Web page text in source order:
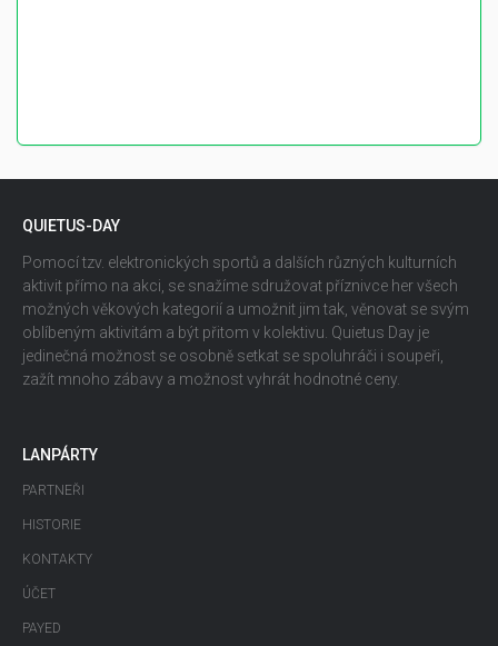
QUIETUS-DAY
Pomocí tzv. elektronických sportů a dalších různých kulturních
aktivit přímo na akci, se snažíme sdružovat příznivce her všech
možných věkových kategorií a umožnit jim tak, věnovat se svým
oblíbeným aktivitám a být přitom v kolektivu. Quietus Day je
jedinečná možnost se osobně setkat se spoluhráči i soupeři,
zažít mnoho zábavy a možnost vyhrát hodnotné ceny.
LANPÁRTY
PARTNEŘI
HISTORIE
KONTAKTY
ÚČET
PAYED